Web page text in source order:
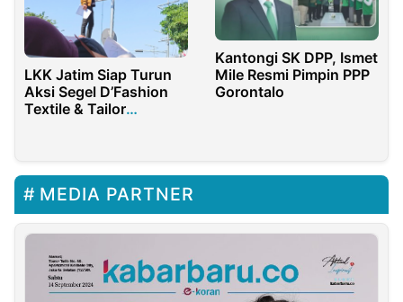
LKK Jatim Siap Turun
Aksi Segel D’Fashion
Textile & Tailor
Kantongi SK DPP, Ismet
Mile Resmi Pimpin PPP
Gorontalo
MEDIA PARTNER